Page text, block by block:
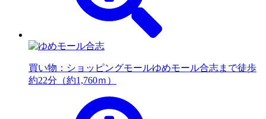
買い物：ショッピングモールゆめモール合志まで徒歩
約22分（約1,760ｍ）